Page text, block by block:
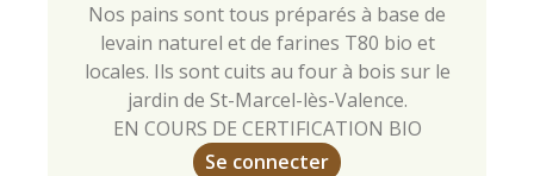
Nos pains sont tous préparés à base de
levain naturel et de farines T80 bio et
locales. Ils sont cuits au four à bois sur le
jardin de St-Marcel-lès-Valence.
EN COURS DE CERTIFICATION BIO
Se connecter